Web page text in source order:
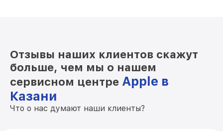
Отзывы наших клиентов скажут
больше, чем мы о нашем
сервисном центре Apple в
Казани
Что о нас думают наши клиенты?